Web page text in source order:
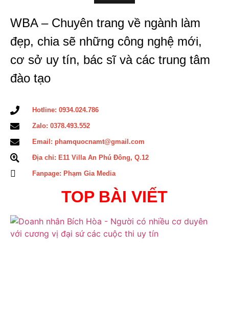
WBA – Chuyên trang về ngành làm
đẹp, chia sẽ những công nghệ mới,
cơ sở uy tín, bác sĩ và các trung tâm
đào tạo
Hotline: 0934.024.786
Zalo: 0378.493.552
Email: phamquocnamt@gmail.com
Địa chỉ: E11 Villa An Phú Đông, Q.12
Fanpage: Phạm Gia Media
TOP BÀI VIẾT